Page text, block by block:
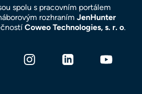
spolu s pracovním portálem
rozhraním JenHunter
Coweo Technologies, s. r. o.